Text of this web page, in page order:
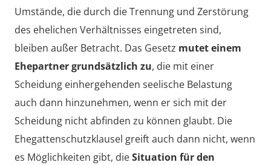
Umstände, die durch die Trennung und Zerstörung
des ehelichen Verhältnisses eingetreten sind,
bleiben außer Betracht. Das Gesetz mutet einem
Ehepartner grundsätzlich zu, die mit einer
Scheidung einhergehenden seelische Belastung
auch dann hinzunehmen, wenn er sich mit der
Scheidung nicht abfinden zu können glaubt. Die
Ehegattenschutzklausel greift auch dann nicht, wenn
es Möglichkeiten gibt, dieSituation für den